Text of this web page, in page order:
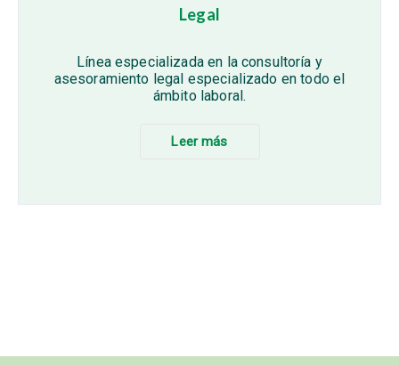
Legal
Línea especializada en la consultoría y
asesoramiento legal especializado en todo el
ámbito laboral.
Leer más